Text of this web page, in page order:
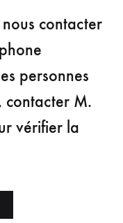
contacter
personnes
contacter M.
vérifier la